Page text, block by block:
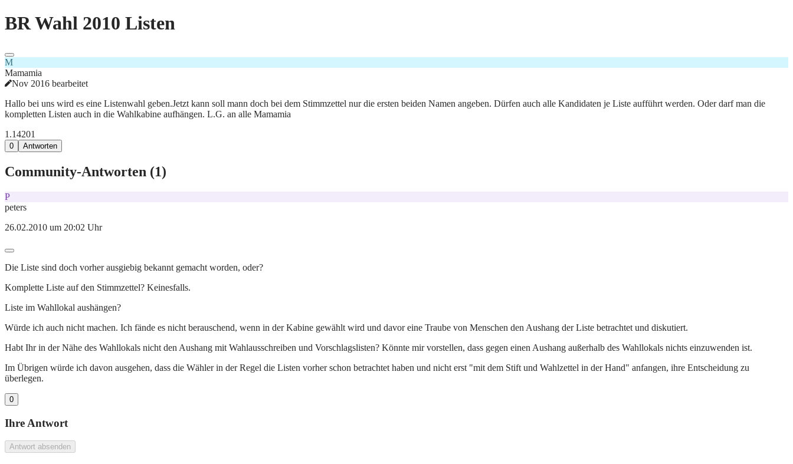
BR Wahl 2010 Listen
M
Mamamia
Nov 2016 bearbeitet
Hallo bei uns wird es eine Listenwahl geben.Jetzt kann soll mann doch bei dem Stimmzettel nur die ersten beiden Namen angeben. Dürfen auch alle Kandidaten je Liste aufführt werden. Oder darf man die
kompletten Listen auch in die Wahlkabine aufhängen. L.G. an alle Mamamia
1.14201
0 Antworten
Community-Antworten (1)
P
peters
26.02.2010 um 20:02 Uhr
Die Liste sind doch vorher ausgiebig bekannt gemacht worden, oder?
Komplette Liste auf den Stimmzettel? Keinesfalls.
Liste im Wahllokal aushängen?
Würde ich auch nicht machen. Ich fände es nicht berauschend, wenn in der Kabine gewählt wird und davor eine Traube von Menschen den Aushang der Liste betrachtet und diskutiert.
Habt Ihr in der Nähe des Wahllokals nicht den Aushang mit Wahlausschreiben und Vorschlagslisten? Könnte mir vorstellen, dass gegen einen Aushang außerhalb des Wahllokals nichts einzuwenden ist.
Im Übrigen würde ich davon ausgehen, dass die Wähler in der Regel die Listen vorher schon betrachtet haben und nicht erst "mit dem Stift und Wahlzettel in der Hand" anfangen, ihre Entscheidung zu
überlegen.
0
Ihre Antwort
Antwort absenden